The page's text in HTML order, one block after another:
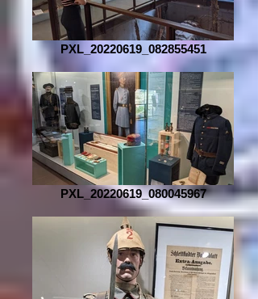
PXL_20220619_082855451
PXL_20220619_080045967